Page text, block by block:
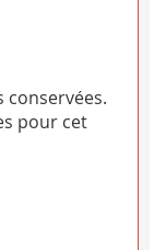
conservées.
pour cet